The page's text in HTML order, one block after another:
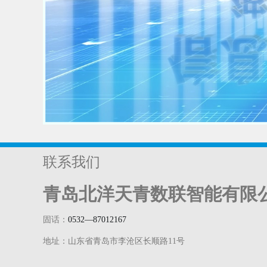
联系我们
青岛北洋天青数联智能有限
固话： 0532—87012167
地址：山东省青岛市李沧区长顺路11号